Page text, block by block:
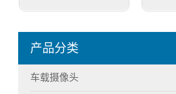
产品分类
车载摄像头